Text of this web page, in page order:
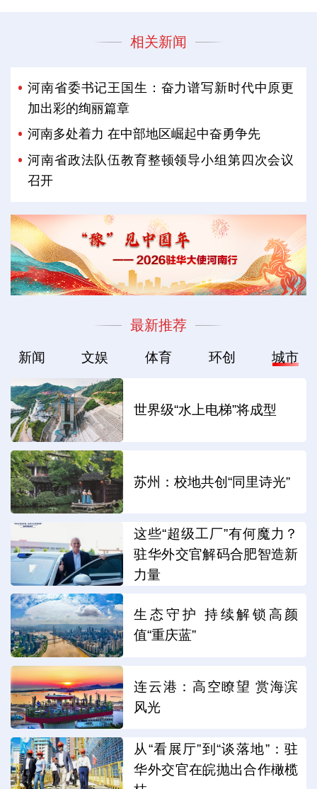
相关新闻
河南省委书记王国生：奋力谱写新时代中原更
加出彩的绚丽篇章
河南多处着力 在中部地区崛起中奋勇争先
河南省政法队伍教育整顿领导小组第四次会议
召开
最新推荐
新闻 文娱 体育 环创 城市
世界级“水上电梯”将成型
苏州：校地共创“同里诗光”
这些“超级工厂”有何魔力？
驻华外交官解码合肥智造新
力量
生态守护 持续解锁高颜
值“重庆蓝”
连云港：高空瞭望 赏海滨
风光
从“看展厅”到“谈落地”：驻
华外交官在皖抛出合作橄榄